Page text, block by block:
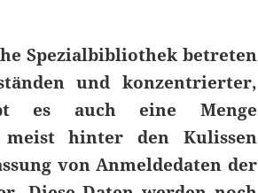
Spezialbibliothek betreten
und konzentrierter,
es auch eine Menge
meist hinter den Kulissen
von Anmeldedaten der